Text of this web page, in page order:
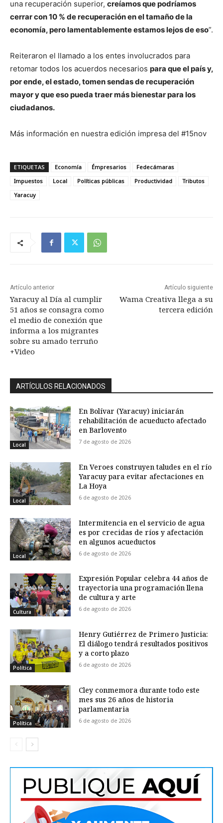
una recuperación superior, creíamos que podríamos
cerrar con 10 % de recuperación en el tamaño de la
economía, pero lamentablemente estamos lejos de eso”.
Reiteraron el llamado a los entes involucrados para
retomar todos los acuerdos necesarios para que el país y,
por ende, el estado, tomen sendas de recuperación
mayor y que eso pueda traer más bienestar para los
ciudadanos.
Más información en nuestra edición impresa del #15nov
ETIQUETAS Economía Émpresarios
Fedecámaras
Impuestos
Local Políticas públicas Productividad
Tributos
Yaracuy
Artículo anterior
Yaracuy al Día al cumplir
51 años se consagra como
el medio de conexión que
informa a los migrantes
sobre su amado terruño
+Video
Artículo siguiente
Wama Creativa llega a su
tercera edición
ARTÍCULOS RELACIONADOS
Local
En Bolívar (Yaracuy) iniciarán
rehabilitación de acueducto afectado
en Barlovento
7 de agosto de 2026
Local
En Veroes construyen taludes en el río
Yaracuy para evitar afectaciones en
La Hoya
6 de agosto de 2026
Local
Intermitencia en el servicio de agua
es por crecidas de ríos y afectación
en algunos acueductos
6 de agosto de 2026
Cultura
Expresión Popular celebra 44 años de
trayectoria una programación llena
de cultura y arte
6 de agosto de 2026
Política
Henry Gutiérrez de Primero Justicia:
El diálogo tendrá resultados positivos
y a corto plazo
6 de agosto de 2026
Política
Cley conmemora durante todo este
mes sus 26 años de historia
parlamentaria
6 de agosto de 2026